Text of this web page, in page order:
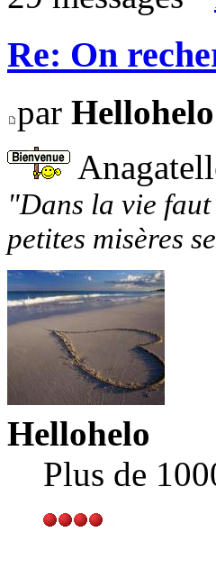
Re: On
par Hellohelo
"Dans la vie faut
petites misères
Hellohelo
Plus de